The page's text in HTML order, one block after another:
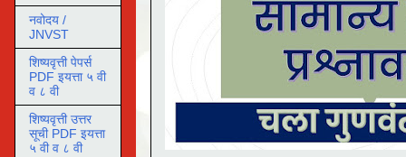
नवोदय /
JNVST
शिष्यवृत्ती पेपर्स
PDF इयत्ता ५ वी
व ८ वी
शिष्यवृत्ती उत्तर
सूची PDF इयत्ता
५ वी व ८ वी